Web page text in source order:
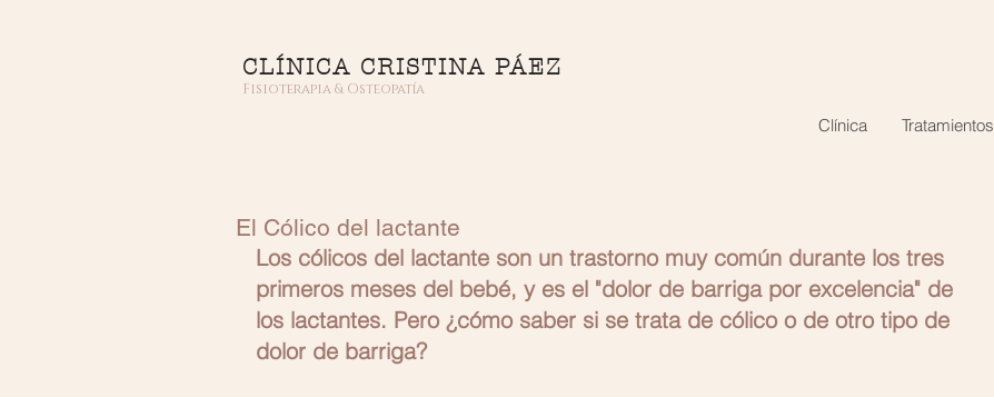
CLÍNICA CRISTINA PÁEZ
Fisioterapia & Osteopatía
Clínica Tratamientos
El Cólico del lactante
Los cólicos del lactante son un trastorno muy común durante los tres
primeros meses del bebé, y es el "dolor de barriga por excelencia" de
los lactantes. Pero ¿cómo saber si se trata de cólico o de otro tipo de
dolor de barriga?